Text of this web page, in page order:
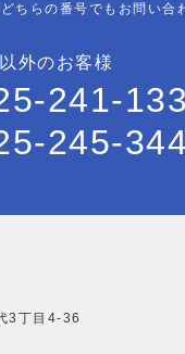
ちらの番号でもお問い合
外のお客様
241-
245-
3丁目4-36